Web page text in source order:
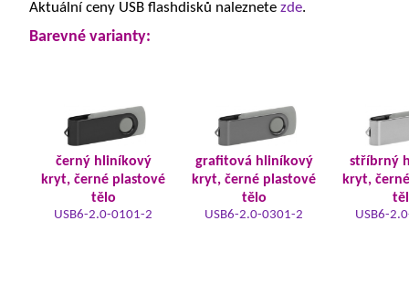
Aktuální ceny USB flashdisků naleznete zde.
Barevné varianty:
černý hliníkový
kryt, černé plastové
tělo
USB6-2.0-0101-2
grafitová hliníkový
kryt, černé plastové
tělo
USB6-2.0-0301-2
stříbrný
kryt,
USB6-